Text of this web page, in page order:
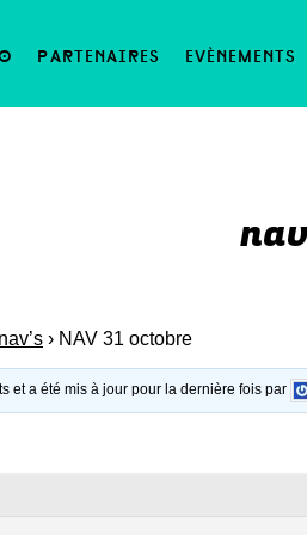
partenaires evènements
› NAV 31 octobre
et a été mis à jour pour la dernière fois par